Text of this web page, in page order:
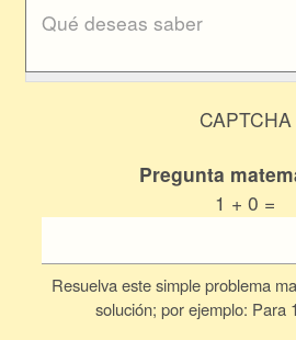
CAPTCHA
Pregunta
1 + 0 =
Resuelva este simple problema
solución; por ejemplo: Para